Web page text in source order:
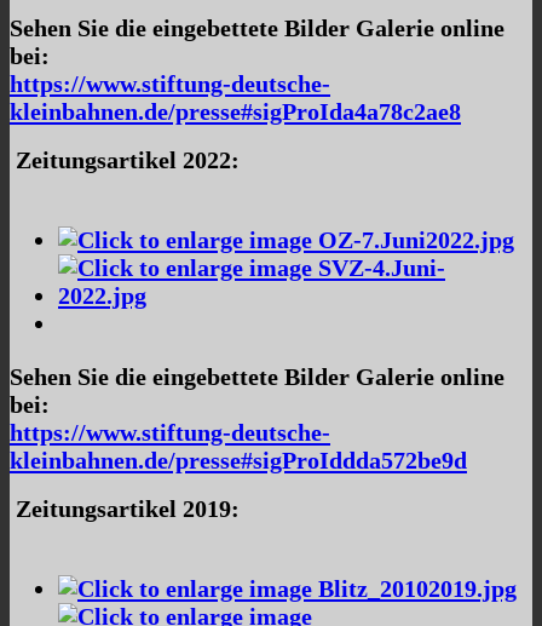
Sehen Sie die eingebettete Bilder Galerie online
bei:
https://www.stiftung-deutsche-
kleinbahnen.de/presse#sigProIda4a78c2ae8
Zeitungsartikel 2022:
Sehen Sie die eingebettete Bilder Galerie online
bei:
https://www.stiftung-deutsche-
kleinbahnen.de/presse#sigProIddda572be9d
Zeitungsartikel 2019: